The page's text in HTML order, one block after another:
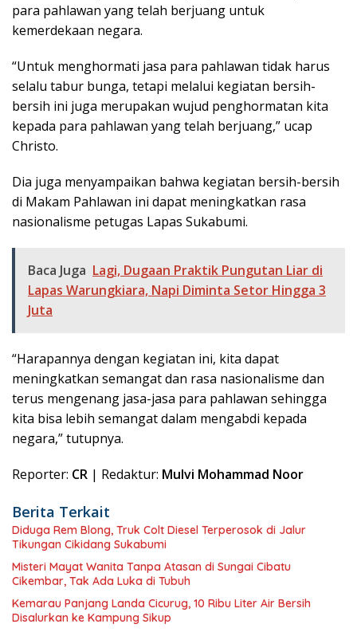
para pahlawan yang telah berjuang untuk
kemerdekaan negara.
“Untuk menghormati jasa para pahlawan tidak harus
selalu tabur bunga, tetapi melalui kegiatan bersih-
bersih ini juga merupakan wujud penghormatan kita
kepada para pahlawan yang telah berjuang,” ucap
Christo.
Dia juga menyampaikan bahwa kegiatan bersih-bersih
di Makam Pahlawan ini dapat meningkatkan rasa
nasionalisme petugas Lapas Sukabumi.
Baca Juga Lagi, Dugaan Praktik Pungutan Liar di
Lapas Warungkiara, Napi Diminta Setor Hingga 3
Juta
“Harapannya dengan kegiatan ini, kita dapat
meningkatkan semangat dan rasa nasionalisme dan
terus mengenang jasa-jasa para pahlawan sehingga
kita bisa lebih semangat dalam mengabdi kepada
negara,” tutupnya.
Reporter: CR | Redaktur: Mulvi Mohammad Noor
Berita Terkait
Diduga Rem Blong, Truk Colt Diesel Terperosok di Jalur
Tikungan Cikidang Sukabumi
Misteri Mayat Wanita Tanpa Atasan di Sungai Cibatu
Cikembar, Tak Ada Luka di Tubuh
Kemarau Panjang Landa Cicurug, 10 Ribu Liter Air Bersih
Disalurkan ke Kampung Sikup